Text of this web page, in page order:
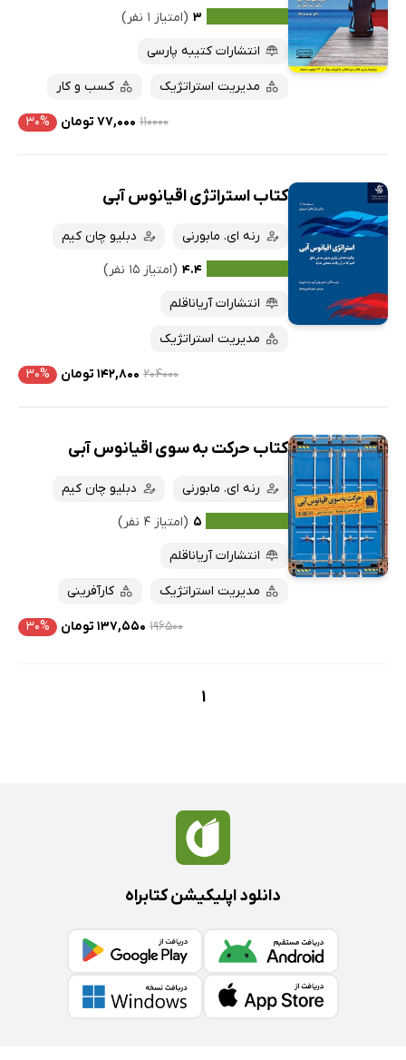
پرفروش‌ها
پربحث‌ها
ارزان ترین‌ها
کتاب‌های متنی
۳ (امتیاز ۱ نفر)
انتشارات کتیبه پارسی
مدیریت استراتژیک کسب و کار
۱۱۰۰۰۰ ۷۷,۰۰۰ تومان ۳۰%
کتاب استراتژی اقیانوس آبی
رنه ای. مابورنی
دبلیو چان کیم
۴.۴ (امتیاز ۱۵ نفر)
انتشارات آریاناقلم
مدیریت استراتژیک
۲۰۴۰۰۰ ۱۴۲,۸۰۰ تومان ۳۰%
کتاب حرکت به سوی اقیانوس آبی
رنه ای. مابورنی
دبلیو چان کیم
۵ (امتیاز ۴ نفر)
انتشارات آریاناقلم
مدیریت استراتژیک کارآفرینی
۱۹۶۵۰۰ ۱۳۷,۵۵۰ تومان ۳۰%
1
دانلود اپلیکیشن کتابراه